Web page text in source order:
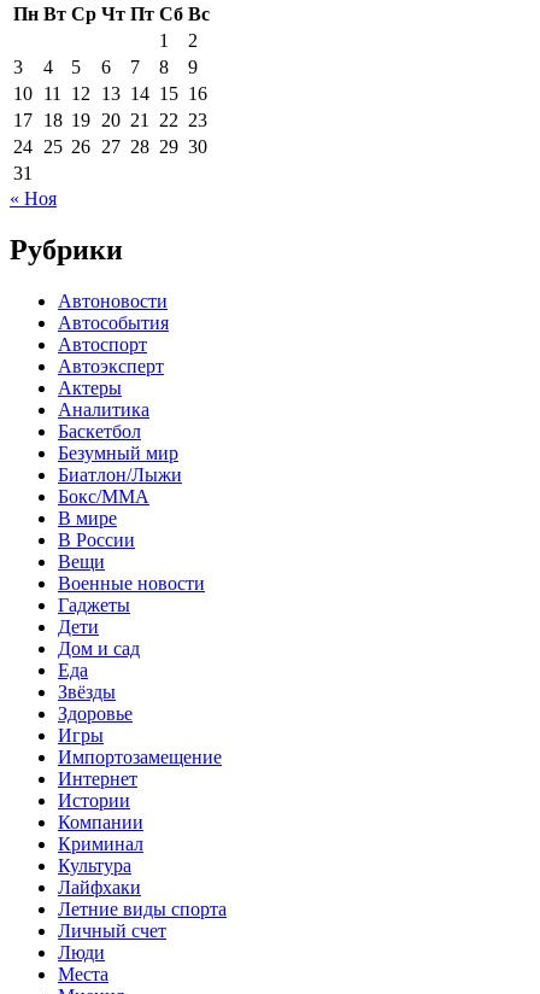
Пн Вт Ср Чт Пт Сб Вс
1
2
3
4 5 6 7 8
9
10 11 12 13 14 15 16
17 18 19 20 21 22 23
24 25 26 27 28 29 30
31
« Ноя
Рубрики
Автоновости
Автособытия
Автоспорт
Автоэксперт
Актеры
Аналитика
Баскетбол
Безумный мир
Биатлон/Лыжи
Бокс/MMA
В мире
В России
Вещи
Военные новости
Гаджеты
Дети
Дом и сад
Еда
Звёзды
Здоровье
Игры
Импортозамещение
Интернет
Истории
Компании
Криминал
Культура
Лайфхаки
Летние виды спорта
Личный счет
Люди
Места